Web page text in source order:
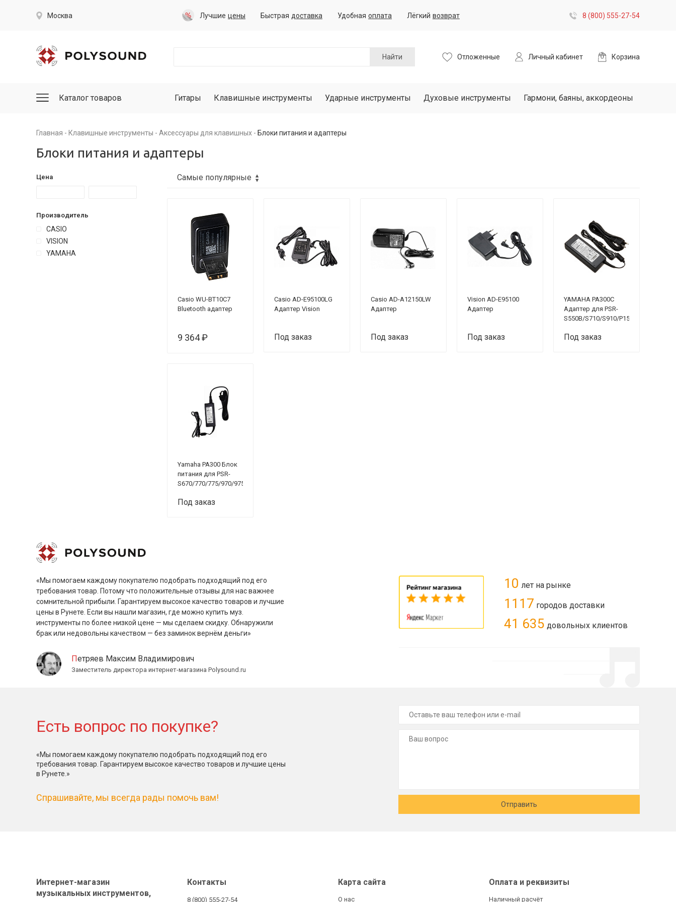
Москва Лучшие цены Быстрая доставка Удобная оплата Лёгкий возврат 8 (800) 555-27-54
Найти Отложенные Личный кабинет Корзина
Каталог товаров Гитары Клавишные инструменты Ударные инструменты Духовые инструменты Гармони, баяны, аккордеоны
Главная Клавишные инструменты Аксессуары для клавишных Блоки питания и адаптеры
Блоки питания и адаптеры
Цена
Производитель
CASIO
VISION
YAMAHA
Casio WU-BT10C7
Bluetooth адаптер
9 364 ₽
Casio AD-E95100LG
Aдаптер Vision
Под заказ
Casio AD-A12150LW
Адаптер
Под заказ
Vision AD-E95100
Адаптер
Под заказ
YAMAHA PA300C
Адаптер для PSR-
S550B/S710/S910/P155
Под заказ
Yamaha PA300 Блок
питания для PSR-
S670/770/775/970/975/
2000mA
Под заказ
«Мы помогаем каждому покупателю подобрать подходящий под его
требования товар. Потому что положительные отзывы для нас важнее
сомнительной прибыли. Гарантируем высокое качество товаров и лучшие
цены в Рунете. Если вы нашли магазин, где можно купить муз.
инструменты по более низкой цене — мы сделаем скидку. Обнаружили
брак или недовольны качеством — без заминок вернём деньги»
Петряев Максим Владимирович
Заместитель директора интернет-магазина Polysound.ru
10 лет на рынке
1117 городов доставки
41 635 довольных клиентов
Есть вопрос по покупке?
«Мы помогаем каждому покупателю подобрать подходящий под его
требования товар. Гарантируем высокое качество товаров и лучшие цены
в Рунете.»
Спрашивайте, мы всегда рады помочь вам!
Отправить
Интернет-магазин
музыкальных инструментов,
Контакты
8 (800) 555-27-54
Карта сайта
О нас
Оплата и реквизиты
Наличный расчёт